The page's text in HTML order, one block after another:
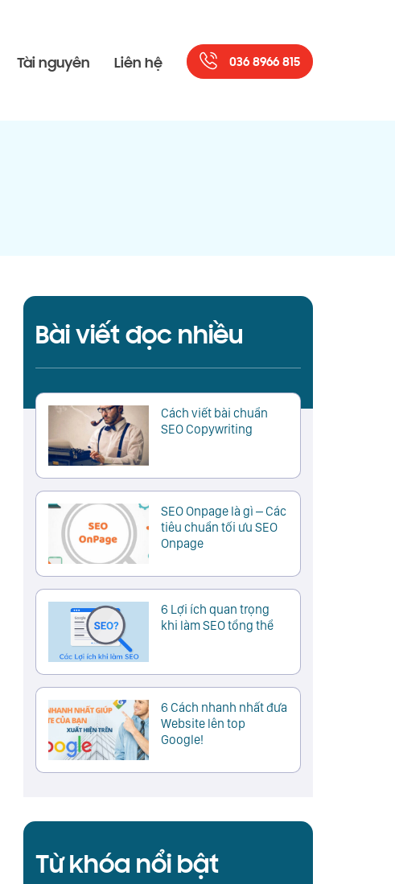
036 8966 815
Tài nguyên Liên hệ
Bài viết đọc nhiều
Cách viết bài chuẩn
SEO Copywriting
SEO Onpage là gì – Các
tiêu chuẩn tối ưu SEO
Onpage
6 Lợi ích quan trọng
khi làm SEO tổng thể
6 Cách nhanh nhất đưa
Website lên top
Google!
Từ khóa nổi bật